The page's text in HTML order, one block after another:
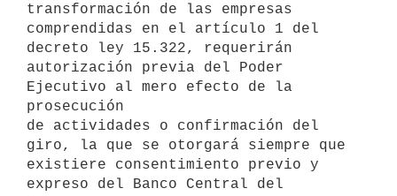
transformación de las empresas
comprendidas en el artículo 1 del
decreto ley 15.322, requerirán
autorización previa del Poder
Ejecutivo al mero efecto de la
prosecución
de actividades o confirmación del
giro, la que se otorgará siempre que
existiere consentimiento previo y
expreso del Banco Central del